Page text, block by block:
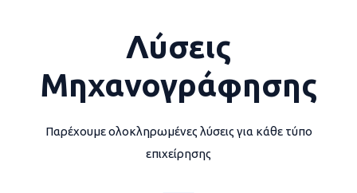
Λύσεις
Μηχανογράφησης
Παρέχουμε ολοκληρωμένες λύσεις για κάθε τύπο
επιχείρησης